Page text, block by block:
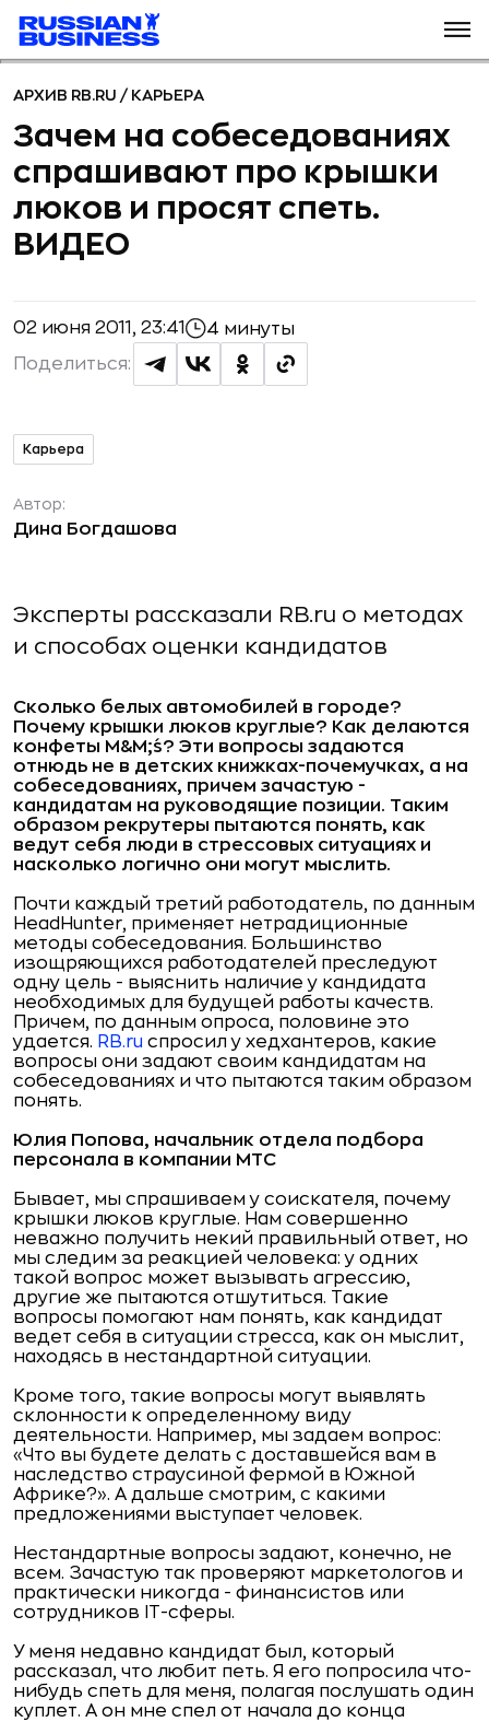
АРХИВ RB.RU / КАРЬЕРА
Зачем на собеседованиях
спрашивают про крышки
люков и просят спеть.
ВИДЕО
02 июня 2011, 23:41 4 минуты
Поделиться:
Карьера
Автор:
Дина Богдашова
Эксперты рассказали RB.ru о методах
и способах оценки кандидатов
Сколько белых автомобилей в городе?
Почему крышки люков круглые? Как делаются
конфеты M&M;´s? Эти вопросы задаются
отнюдь не в детских книжках-почемучках, а на
собеседованиях, причем зачастую -
кандидатам на руководящие позиции. Таким
образом рекрутеры пытаются понять, как
ведут себя люди в стрессовых ситуациях и
насколько логично они могут мыслить.
Почти каждый третий работодатель, по данным
HeadHunter, применяет нетрадиционные
методы собеседования. Большинство
изощряющихся работодателей преследуют
одну цель - выяснить наличие у кандидата
необходимых для будущей работы качеств.
Причем, по данным опроса, половине это
удается. RB.ru спросил у хедхантеров, какие
вопросы они задают своим кандидатам на
собеседованиях и что пытаются таким образом
понять.
Юлия Попова, начальник отдела подбора
персонала в компании МТС
Бывает, мы спрашиваем у соискателя, почему
крышки люков круглые. Нам совершенно
неважно получить некий правильный ответ, но
мы следим за реакцией человека: у одних
такой вопрос может вызывать агрессию,
другие же пытаются отшутиться. Такие
вопросы помогают нам понять, как кандидат
ведет себя в ситуации стресса, как он мыслит,
находясь в нестандартной ситуации.
Кроме того, такие вопросы могут выявлять
склонности к определенному виду
деятельности. Например, мы задаем вопрос:
«Что вы будете делать с доставшейся вам в
наследство страусиной фермой в Южной
Африке?». А дальше смотрим, с какими
предложениями выступает человек.
Нестандартные вопросы задают, конечно, не
всем. Зачастую так проверяют маркетологов и
практически никогда - финансистов или
сотрудников IT-сферы.
У меня недавно кандидат был, который
рассказал, что любит петь. Я его попросила что-
нибудь спеть для меня, полагая послушать один
куплет. А он мне спел от начала до конца